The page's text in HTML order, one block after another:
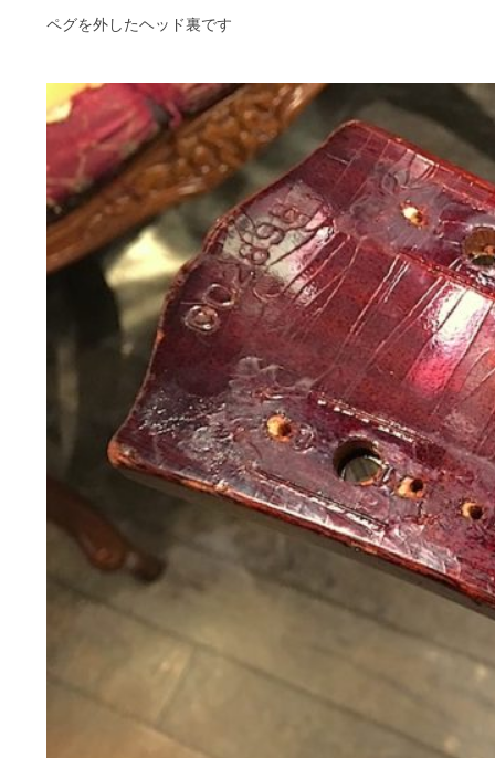
ペグを外したヘッド裏です